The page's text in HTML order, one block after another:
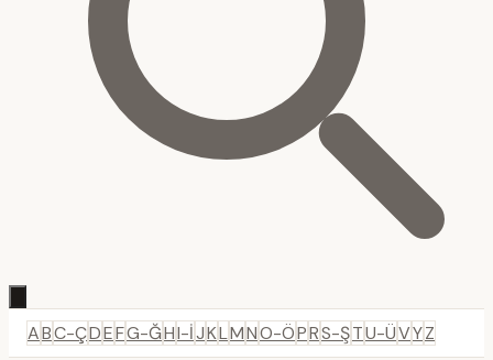
ABC-ÇDEFG-ĞHI-İJKLMNO-ÖPRS-ŞTU-ÜVYZ